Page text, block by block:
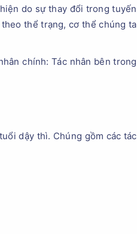
do sự thay đổi trong tuyến
thể trạng, cơ thể chúng ta
chính: Tác nhân bên trong
dậy thì. Chúng gồm các tác